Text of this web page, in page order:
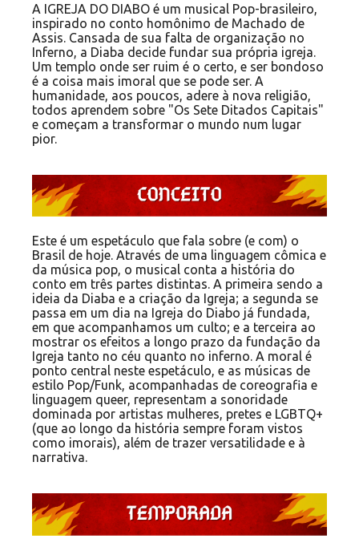
A IGREJA DO DIABO é um musical Pop-brasileiro,
inspirado no conto homônimo de Machado de
Assis. Cansada de sua falta de organização no
Inferno, a Diaba decide fundar sua própria igreja.
Um templo onde ser ruim é o certo, e ser bondoso
é a coisa mais imoral que se pode ser. A
humanidade, aos poucos, adere à nova religião,
todos aprendem sobre "Os Sete Ditados Capitais"
e começam a transformar o mundo num lugar
pior.
Este é um espetáculo que fala sobre (e com) o
Brasil de hoje. Através de uma linguagem cômica e
da música pop, o musical conta a história do
conto em três partes distintas. A primeira sendo a
ideia da Diaba e a criação da Igreja; a segunda se
passa em um dia na Igreja do Diabo já fundada,
em que acompanhamos um culto; e a terceira ao
mostrar os efeitos a longo prazo da fundação da
Igreja tanto no céu quanto no inferno. A moral é
ponto central neste espetáculo, e as músicas de
estilo Pop/Funk, acompanhadas de coreografia e
linguagem queer, representam a sonoridade
dominada por artistas mulheres, pretes e LGBTQ+
(que ao longo da história sempre foram vistos
como imorais), além de trazer versatilidade e à
narrativa.